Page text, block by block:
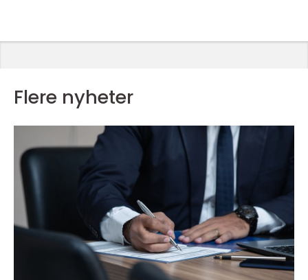
Flere nyheter